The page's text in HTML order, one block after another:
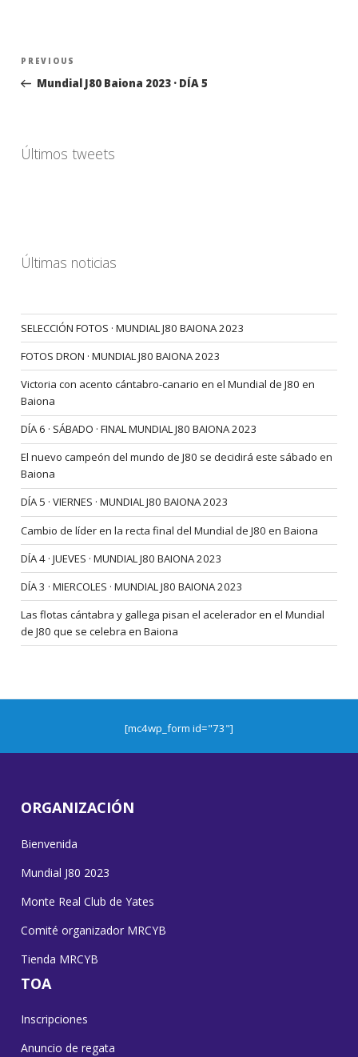
Navegación
entradas
Previous
Post
PREVIOUS
Mundial J80 Baiona 2023 · DÍA 5
Últimos tweets
Últimas noticias
SELECCIÓN FOTOS · MUNDIAL J80 BAIONA 2023
FOTOS DRON · MUNDIAL J80 BAIONA 2023
Victoria con acento cántabro-canario en el Mundial de J80 en
Baiona
DÍA 6 · SÁBADO · FINAL MUNDIAL J80 BAIONA 2023
El nuevo campeón del mundo de J80 se decidirá este sábado en
Baiona
DÍA 5 · VIERNES · MUNDIAL J80 BAIONA 2023
Cambio de líder en la recta final del Mundial de J80 en Baiona
DÍA 4 · JUEVES · MUNDIAL J80 BAIONA 2023
DÍA 3 · MIERCOLES · MUNDIAL J80 BAIONA 2023
Las flotas cántabra y gallega pisan el acelerador en el Mundial
de J80 que se celebra en Baiona
[mc4wp_form id="73"]
ORGANIZACIÓN
Bienvenida
Mundial J80 2023
Monte Real Club de Yates
Comité organizador MRCYB
Tienda MRCYB
TOA
Inscripciones
Anuncio de regata